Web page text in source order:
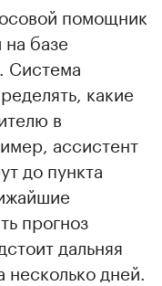
помощник
базе
Система
какие
в
ассистент
до пункта
прогноз
дальняя
дней.